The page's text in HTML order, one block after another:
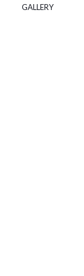
GALLERY